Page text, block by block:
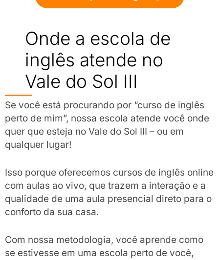
Onde a escola de
inglês atende no
Vale do Sol III
Se você está procurando por “curso de inglês
perto de mim”, nossa escola atende você onde
quer que esteja no Vale do Sol III – ou em
qualquer lugar!
Isso porque oferecemos cursos de inglês online
com aulas ao vivo, que trazem a interação e a
qualidade de uma aula presencial direto para o
conforto da sua casa.
Com nossa metodologia, você aprende como
se estivesse em uma escola perto de você,